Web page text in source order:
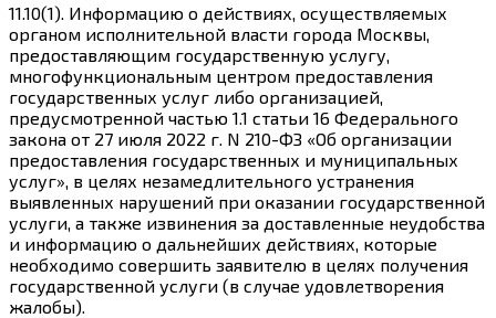
11.10(1). Информацию о действиях, осуществляемых
органом исполнительной власти города Москвы,
предоставляющим государственную услугу,
многофункциональным центром предоставления
государственных услуг либо организацией,
предусмотренной частью 1.1 статьи 16 Федерального
закона от 27 июля 2022 г. N 210-ФЗ «Об организации
предоставления государственных и муниципальных
услуг», в целях незамедлительного устранения
выявленных нарушений при оказании государственной
услуги, а также извинения за доставленные неудобства
и информацию о дальнейших действиях, которые
необходимо совершить заявителю в целях получения
государственной услуги (в случае удовлетворения
жалобы).